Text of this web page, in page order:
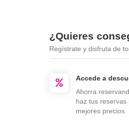
¿Quieres
Regístrate y disfruta de
Accede a
Ahorra
haz tus
mejores precios.